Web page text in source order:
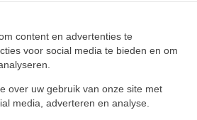
content en advertenties te
voor social media te bieden en om
over uw gebruik van onze site met
media, adverteren en analyse.
★★★
★★★
een review!